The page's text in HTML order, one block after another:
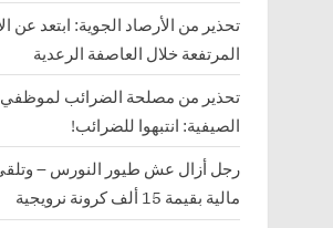
تحذير من الأرصاد الجوية: ابتعد عن
المرتفعة خلال العاصفة الرعدية
تحذير من مصلحة الضرائب لموظفي
الصيفية: انتبهوا للضرائب!
رجل أزال عش طيور النورس –
مالية بقيمة 15 ألف كرونة نرويجية